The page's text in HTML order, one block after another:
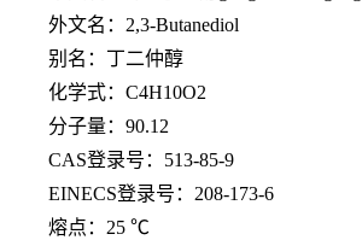
外文名： 2,3-Butanediol
别名：丁二仲醇
化学式： C4H10O2
分子量： 90.12
CAS登录号：513-85-9
EINECS登录号：208-173-6
熔点： 25 ℃